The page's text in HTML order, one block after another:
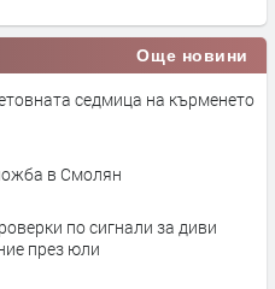
Още новини
седмица на кърменето
в Смолян
по сигнали за диви
през юли